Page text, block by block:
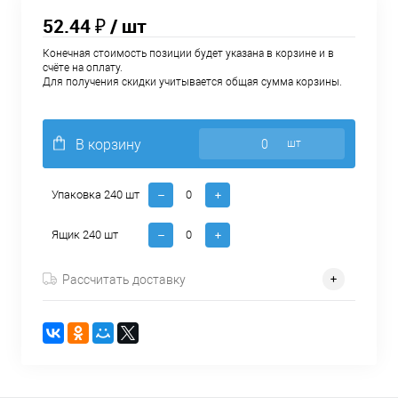
52.44 ₽/ шт
Конечная стоимость позиции будет указана в корзине и в
счёте на оплату.
Для получения скидки учитывается общая сумма корзины.
В корзину шт
Упаковка 240 шт
Ящик 240 шт
Рассчитать доставку